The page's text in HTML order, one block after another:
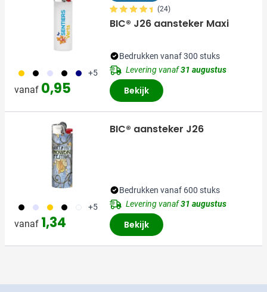
056 001 353 310 018 +5
vanaf 0,95
(24)
BIC® J26 aansteker Maxi
Bedrukken vanaf 300 stuks
Levering vanaf31 augustus
Bekijk
001 353 056 310 304 +5
vanaf 1,34
BIC® aansteker J26
Bedrukken vanaf 600 stuks
Levering vanaf31 augustus
Bekijk